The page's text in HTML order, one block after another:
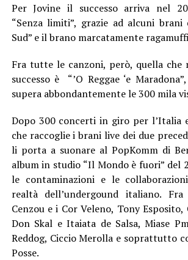
Per Jovine il successo arriva nel
“Senza limiti”, grazie ad alcuni brani
Sud” e il brano marcatamente
Fra tutte le canzoni, però, quella che
successo è “’O Reggae ‘e
supera abbondantemente le 300 mila
Dopo 300 concerti in giro per l’Italia
che raccoglie i brani live dei due
li porta a suonare al PopKomm di
album in studio “Il Mondo è fuori” del
le contaminazioni e le
realtà dell’undergound italiano. Fra
Cenzou e i Cor Veleno, Tony Esposito,
Don Skal e Itaiata de Salsa, Miase
Reddog, Ciccio Merolla e soprattutto
Posse.